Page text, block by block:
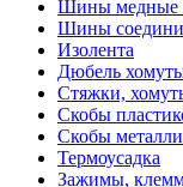
Шины медные
Шины
Изолента
Дюбель
Стяжки,
Скобы
Скобы
Термоусадка
Зажимы,